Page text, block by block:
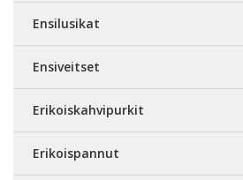
Ensilusikat
Ensiveitset
Erikoiskahvipurkit
Erikoispannut